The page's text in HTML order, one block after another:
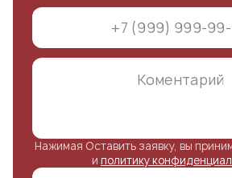
Нажимая Оставить заявку, вы
и политику